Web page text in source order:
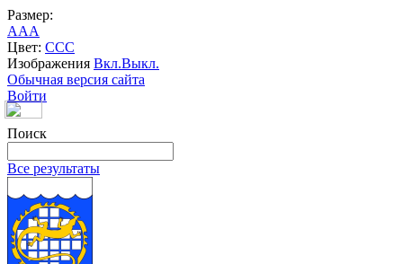
Размер:
AAA
Цвет: CCC
Изображения Вкл.Выкл.
Обычная версия сайта
Войти
Поиск
Все результаты